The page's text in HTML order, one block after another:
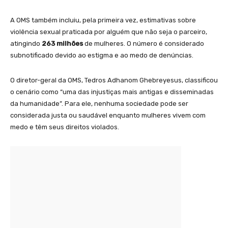
A OMS também incluiu, pela primeira vez, estimativas sobre
violência sexual praticada por alguém que não seja o parceiro,
atingindo 263 milhõesde mulheres. O número é considerado
subnotificado devido ao estigma e ao medo de denúncias.
O diretor-geral da OMS, Tedros Adhanom Ghebreyesus, classificou
o cenário como “uma das injustiças mais antigas e disseminadas
da humanidade”. Para ele, nenhuma sociedade pode ser
considerada justa ou saudável enquanto mulheres vivem com
medo e têm seus direitos violados.